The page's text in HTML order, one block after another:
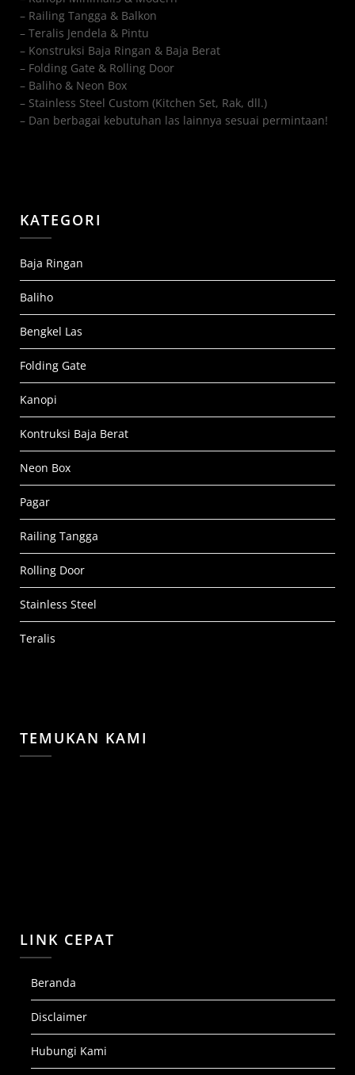
– Railing Tangga & Balkon
– Teralis Jendela & Pintu
– Konstruksi Baja Ringan & Baja Berat
– Folding Gate & Rolling Door
– Baliho & Neon Box
– Stainless Steel Custom (Kitchen Set, Rak, dll.)
– Dan berbagai kebutuhan las lainnya sesuai permintaan!
KATEGORI
Baja Ringan
Baliho
Bengkel Las
Folding Gate
Kanopi
Kontruksi Baja Berat
Neon Box
Pagar
Railing Tangga
Rolling Door
Stainless Steel
Teralis
TEMUKAN KAMI
LINK CEPAT
Beranda
Disclaimer
Hubungi Kami